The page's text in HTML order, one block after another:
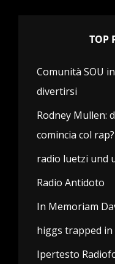
TOP
Comunità SOU
divertirsi
Rodney Mullen:
comincia col rap?
radio luetzi und
Radio Antidoto
In Memoriam
higgs trapped in
Ipertesto